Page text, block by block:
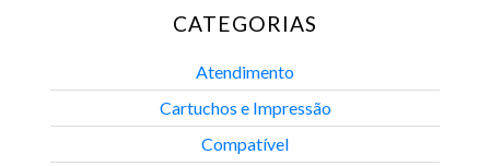
CATEGORIAS
Atendimento
Cartuchos e Impressão
Compatível